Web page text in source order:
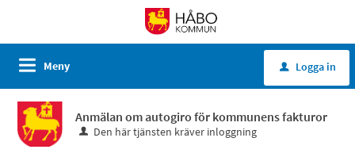
Meny u Logga in
Anmälan om autogiro för kommunens fakturor
Den här tjänsten kräver inloggning